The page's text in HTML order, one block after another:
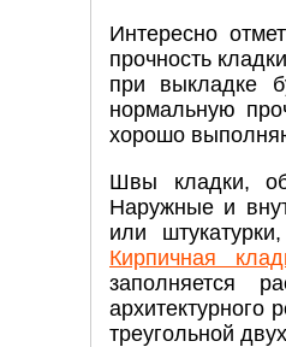
Интересно
прочность
при выкладке
нормальную
хорошо
Швы кладки,
Наружные и
или
Кирпичная
заполняется
архитектурного
треугольной